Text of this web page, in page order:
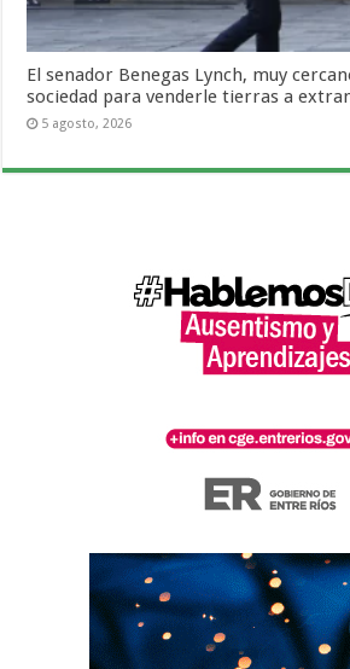
El senador Benegas Lynch, muy
sociedad para venderle tierras a
5 agosto, 2026